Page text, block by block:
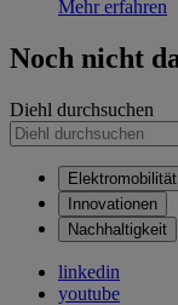
Mehr erfahren
Noch nicht
Diehl durchsuchen
Elektromobilität
Innovationen
Nachhaltigkeit
linkedin
youtube